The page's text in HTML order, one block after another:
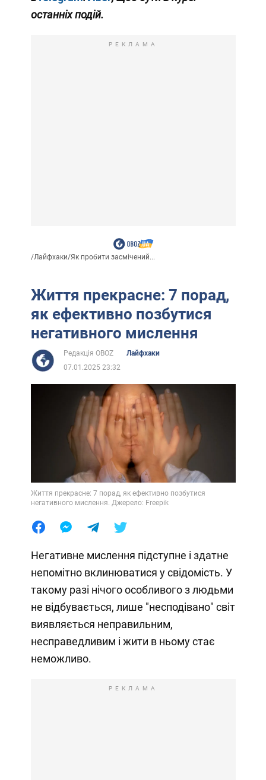
останніх подій.
РЕКЛАМА
/Лайфхаки/Як пробити засмічений...
Життя прекрасне: 7 порад,
як ефективно позбутися
негативного мислення
Редакція OBOZ
Лайфхаки
07.01.2025 23:32
Життя прекрасне: 7 порад, як ефективно позбутися
негативного мислення. Джерело: Freepik
Негативне мислення підступне і здатне
непомітно вклинюватися у свідомість. У
такому разі нічого особливого з людьми
не відбувається, лише "несподівано" світ
виявляється неправильним,
несправедливим і жити в ньому стає
неможливо.
РЕКЛАМА